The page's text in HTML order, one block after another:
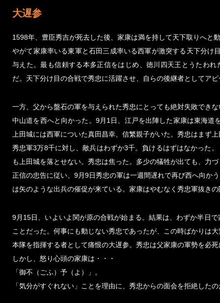
大遅参
1598年、豊臣秀吉が死去した後、家康は満を持して天下取りへと
やがて家康率いる東軍と石田三成率いる西軍が激突する天下分
与えた。最も信頼する本多正信をはじめ、徳川四天王とうたわ
だ。天下分け目の合戦で秀忠に活躍させ、自らの後継者としてア
一方、父から盤石の軍を与えられた秀忠にとっても絶対失敗でき
中山道を西へと向かった。9月1日、江戸を出陣した家康は東海
上田城には西軍についた真田昌幸、信繁親子がいた。秀忠はまず
秀忠軍3万8千に対し、敵兵はわずか3千。負けるはずはなかった
も上田城を落とせない。秀忠は焦った。多少の犠牲が出ても、力
正信の忠告に従い、9月9日秀忠の軍は一週間遅れで再び西へ向か
は矢のような出兵の催促が来ている。家康はやむなく秀忠軍抜き
9月15日、いよいよ関が原の合戦が始まる。結果は、わずか半日
ことだった。何事にも動じない秀忠であったが、この時ばかりは
本隊を指揮する者として痛恨の大遅参。秀忠は父家康の軍勢を必
しかし、怒り心頭の家康は・・・
「御不（ごふ）予（よ）」。
「気分がすぐれない」ことを理由に、秀忠からの面会を拒絶した